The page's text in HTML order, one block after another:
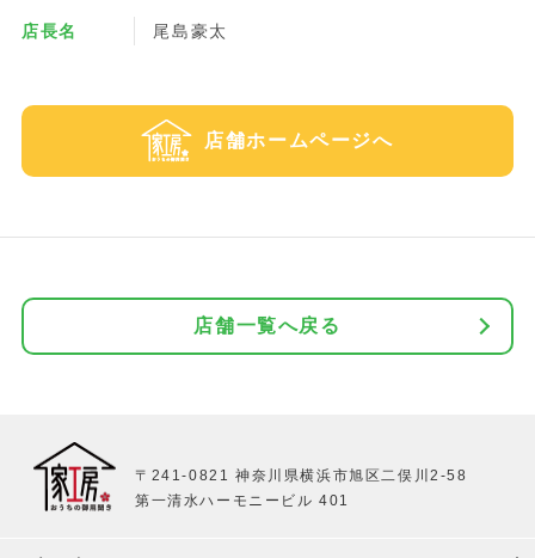
店長名 尾島豪太
店舗ホームページへ
店舗一覧へ戻る
〒241-0821 神奈川県横浜市旭区二俣川2-58
第一清水ハーモニービル 401